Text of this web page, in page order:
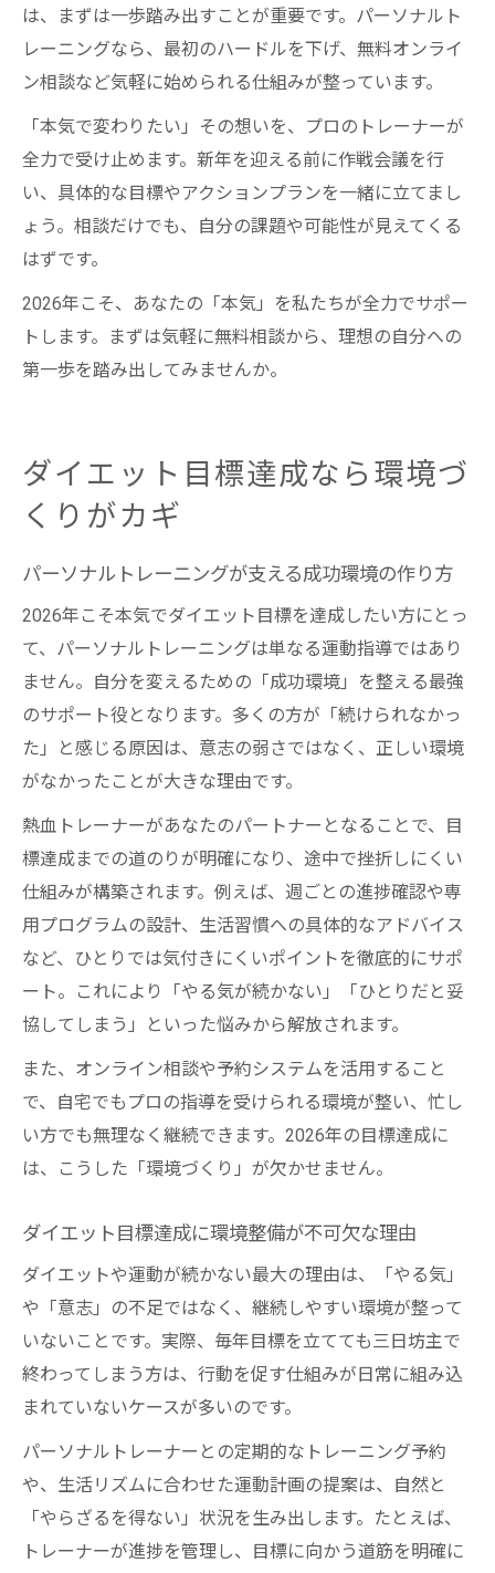
は、まずは一歩踏み出すことが重要です。パーソナルト
レーニングなら、最初のハードルを下げ、無料オンライ
ン相談など気軽に始められる仕組みが整っています。
「本気で変わりたい」その想いを、プロのトレーナーが
全力で受け止めます。新年を迎える前に作戦会議を行
い、具体的な目標やアクションプランを一緒に立てまし
ょう。相談だけでも、自分の課題や可能性が見えてくる
はずです。
2026年こそ、あなたの「本気」を私たちが全力でサポー
トします。まずは気軽に無料相談から、理想の自分への
第一歩を踏み出してみませんか。
ダイエット目標達成なら環境づ
くりがカギ
パーソナルトレーニングが支える成功環境の作り方
2026年こそ本気でダイエット目標を達成したい方にとっ
て、パーソナルトレーニングは単なる運動指導ではあり
ません。自分を変えるための「成功環境」を整える最強
のサポート役となります。多くの方が「続けられなかっ
た」と感じる原因は、意志の弱さではなく、正しい環境
がなかったことが大きな理由です。
熱血トレーナーがあなたのパートナーとなることで、目
標達成までの道のりが明確になり、途中で挫折しにくい
仕組みが構築されます。例えば、週ごとの進捗確認や専
用プログラムの設計、生活習慣への具体的なアドバイス
など、ひとりでは気付きにくいポイントを徹底的にサポ
ート。これにより「やる気が続かない」「ひとりだと妥
協してしまう」といった悩みから解放されます。
また、オンライン相談や予約システムを活用すること
で、自宅でもプロの指導を受けられる環境が整い、忙し
い方でも無理なく継続できます。2026年の目標達成に
は、こうした「環境づくり」が欠かせません。
ダイエット目標達成に環境整備が不可欠な理由
ダイエットや運動が続かない最大の理由は、「やる気」
や「意志」の不足ではなく、継続しやすい環境が整って
いないことです。実際、毎年目標を立てても三日坊主で
終わってしまう方は、行動を促す仕組みが日常に組み込
まれていないケースが多いのです。
パーソナルトレーナーとの定期的なトレーニング予約
や、生活リズムに合わせた運動計画の提案は、自然と
「やらざるを得ない」状況を生み出します。たとえば、
トレーナーが進捗を管理し、目標に向かう道筋を明確に